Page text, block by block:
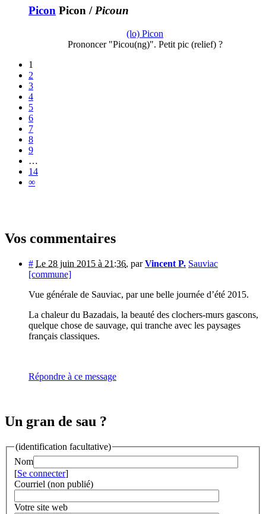
Picon Picon / Picoun
(lo) Picon
Prononcer "Picou(ng)". Petit pic (relief) ?
1
2
3
4
5
6
7
8
9
…
14
∞
Vos commentaires
# Le 28 juin 2015 à 21:36, parVincent P. Sauviac
[commune]
Vue générale de Sauviac, par une belle journée d’été 2015.
La chaleur du Bazadais, la beauté des clochers-murs gascons,
quelque chose de sauvage, qui tranche avec les paysages
français classiques.
Répondre à ce message
Un gran de sau ?
(identification facultative)
Nom
[Se connecter]
Courriel (non publié)
Votre site web